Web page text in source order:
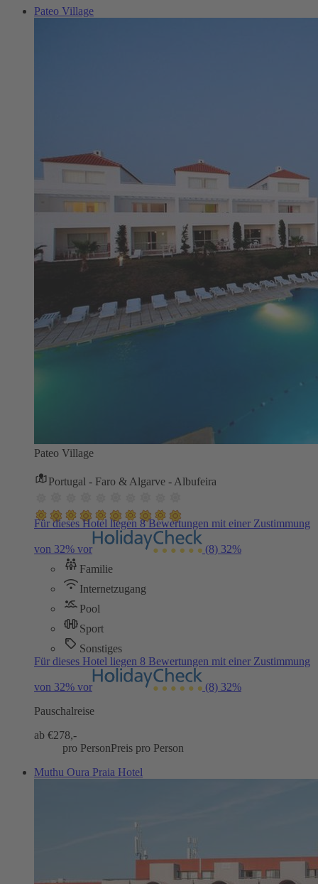
Pateo Village
Pateo Village
Portugal - Faro & Algarve - Albufeira
Für dieses Hotel liegen 8 Bewertungen mit einer Zustimmung
von 32% vor (8) 32%
Familie
Internetzugang
Pool
Sport
Sonstiges
Für dieses Hotel liegen 8 Bewertungen mit einer Zustimmung
von 32% vor (8) 32%
Pauschalreise
ab €278,-
pro PersonPreis pro Person
Muthu Oura Praia Hotel